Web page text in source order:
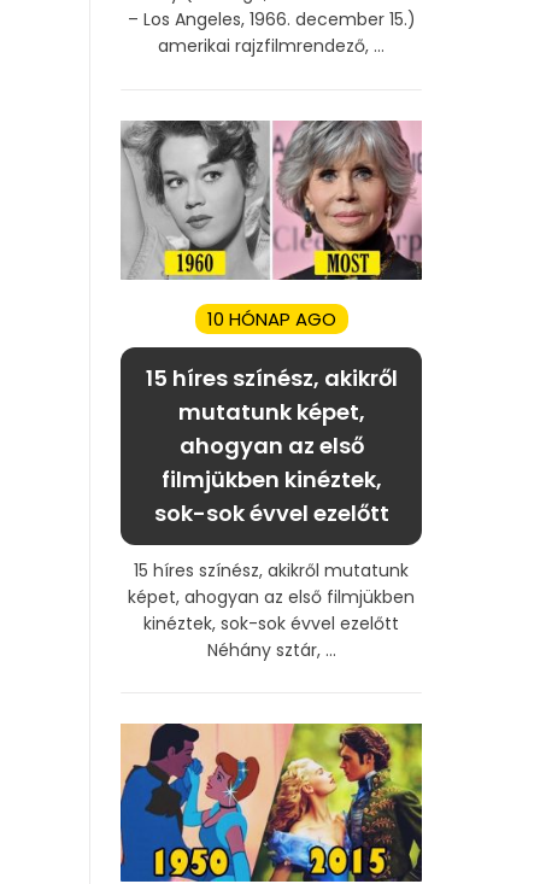
– Los Angeles, 1966. december 15.)
amerikai rajzfilmrendező, ...
10 HÓNAP AGO
15 híres színész, akikről
mutatunk képet,
ahogyan az első
filmjükben kinéztek,
sok-sok évvel ezelőtt
15 híres színész, akikről mutatunk
képet, ahogyan az első filmjükben
kinéztek, sok-sok évvel ezelőtt
Néhány sztár, ...